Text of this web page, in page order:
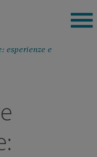
esperienze e